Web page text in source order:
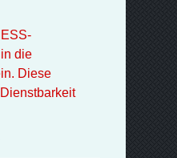
die
Diese